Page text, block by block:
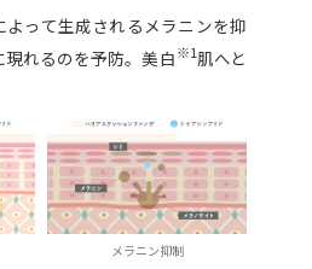
って生成されるメラニンを抑
れるのを予防。美白※1肌へと
メラニン抑制